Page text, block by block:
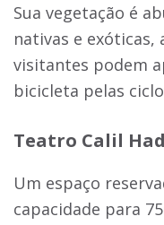
Sua vegetação é
nativas e
visitantes podem
bicicleta pelas
Teatro Calil
Um espaço
capacidade para